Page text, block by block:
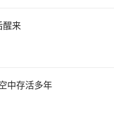
醒来
中存活多年